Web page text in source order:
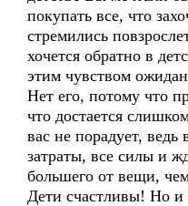
покупать все, что
стремились
хочется обратно в
этим чувством
Нет его, потому что
что достается
вас не порадует, ведь
затраты, все силы и
большего от вещи,
Дети счастливы! Но